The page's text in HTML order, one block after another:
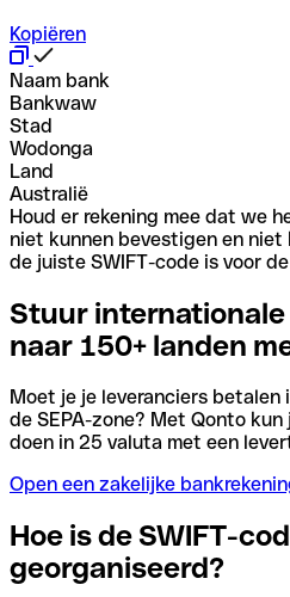
Kopiëren
Naam bank
Bankwaw
Stad
Wodonga
Land
Australië
Houd er rekening mee dat we
niet kunnen bevestigen en
de juiste SWIFT-code is voor
Stuur
naar 150+ landen
Moet je je leveranciers
de SEPA-zone? Met Qonto
doen in 25 valuta met een
Open een zakelijke
Hoe is de SWIFT-
georganiseerd?